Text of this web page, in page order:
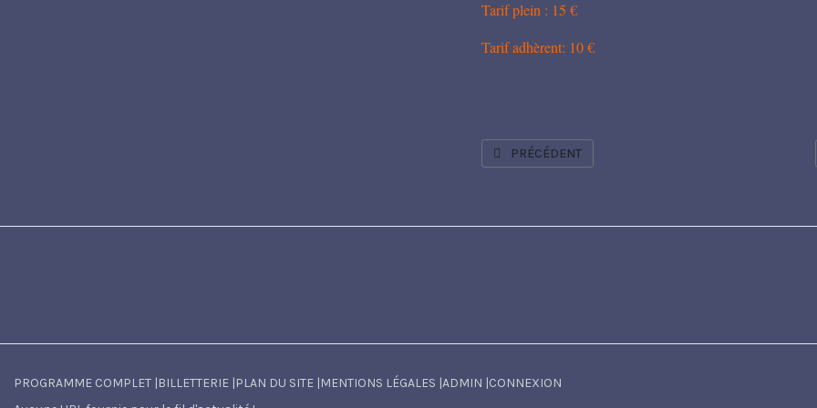
Tarif plein : 15 €
Tarif adhèrent: 10 €
ARTICLE PRÉCÉDENT : BOB DUMONT VOIT ROUGE EN
PRÉCÉDENT
PROGRAMME COMPLET BILLETTERIE PLAN DU SITE MENTIONS LÉGALES ADMIN CONNEXION